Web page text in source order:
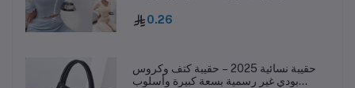
0.26
حقيبة نسائية 2025 – حقيبة كتف وكروس
بودي غير رسمية بسعة كبيرة وأسلوب